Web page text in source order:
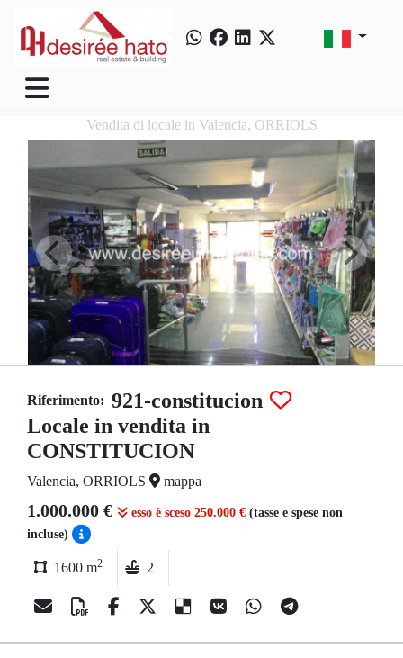
Vendita di locale in Valencia, ORRIOLS
Riferimento: 921-constitucion
Locale in vendita in
CONSTITUCION
Valencia, ORRIOLS mappa
1.000.000 € esso è sceso 250.000 € (tasse e spese non
incluse)
1600 m2 2